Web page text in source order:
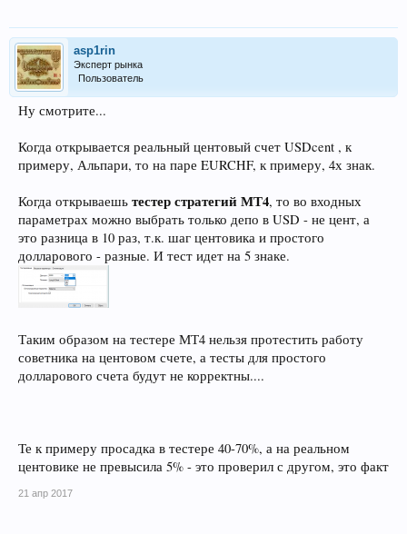
asp1rin
Эксперт рынка
Пользователь
Ну смотрите...
Когда открывается реальный центовый счет USDcent , к
примеру, Альпари, то на паре EURCHF, к примеру, 4х знак.
Когда открываешь тестер стратегий МТ4, то во входных
параметрах можно выбрать только депо в USD - не цент, а
это разница в 10 раз, т.к. шаг центовика и простого
долларового - разные. И тест идет на 5 знаке.
Таким образом на тестере МТ4 нельзя протестить работу
советника на центовом счете, а тесты для простого
долларового счета будут не корректны....
Те к примеру просадка в тестере 40-70%, а на реальном
центовике не превысила 5% - это проверил с другом, это факт
21 апр 2017